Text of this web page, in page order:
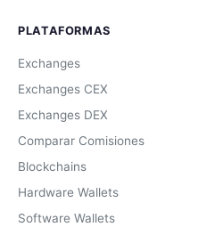
PLATAFORMAS
Exchanges
Exchanges CEX
Exchanges DEX
Comparar Comisiones
Blockchains
Hardware Wallets
Software Wallets